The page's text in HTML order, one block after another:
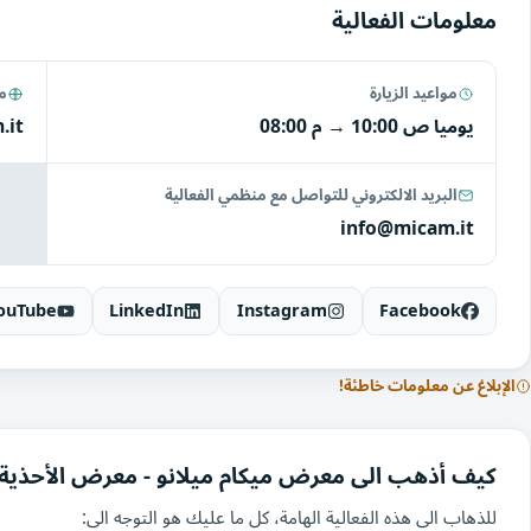
معلومات الفعالية
مواعيد الزيارة
يوميا10:00 ص → 08:00 م
البريد الالكتروني للتواصل مع منظمي الفعالية
info@micam.it
Facebook
Instagram
LinkedIn
الإبلاغ عن معلومات خاطئة!
كيف أذهب الى معرض ميكام ميلانو - معرض
للذهاب الى هذه الفعالية الهامة، كل ما عليك هو التوجه الى: